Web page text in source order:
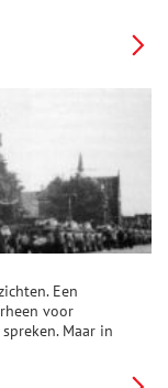
als brandstof. Zo
Een
voor
Maar in